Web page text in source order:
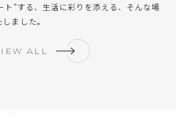
ト“する、生活に彩りを添える、そんな場
ました。
ALL